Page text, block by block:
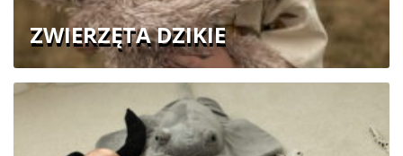
ZWIERZĘTA DZIKIE